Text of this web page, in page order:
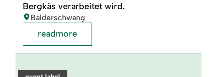
Bergkäs verarbeitet wird.
location:
Balderschwang
readmore
readmore:
Schutzwaldsanierung